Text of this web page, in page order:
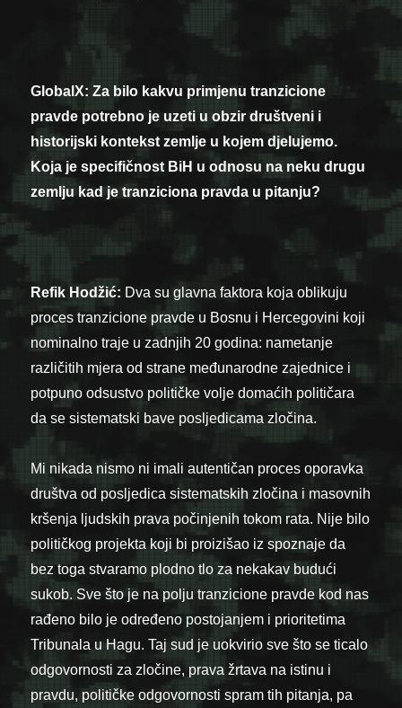
GlobalX: Za bilo kakvu primjenu tranzicione
pravde potrebno je uzeti u obzir društveni i
historijski kontekst zemlje u kojem djelujemo.
Koja je specifičnost BiH u odnosu na neku drugu
zemlju kad je tranziciona pravda u pitanju?
Refik Hodžić: Dva su glavna faktora koja oblikuju
proces tranzicione pravde u Bosnu i Hercegovini koji
nominalno traje u zadnjih 20 godina: nametanje
različitih mjera od strane međunarodne zajednice i
potpuno odsustvo političke volje domaćih političara
da se sistematski bave posljedicama zločina.
Mi nikada nismo ni imali autentičan proces oporavka
društva od posljedica sistematskih zločina i masovnih
kršenja ljudskih prava počinjenih tokom rata. Nije bilo
političkog projekta koji bi proizišao iz spoznaje da
bez toga stvaramo plodno tlo za nekakav budući
sukob. Sve što je na polju tranzicione pravde kod nas
rađeno bilo je određeno postojanjem i prioritetima
Tribunala u Hagu. Taj sud je uokvirio sve što se ticalo
odgovornosti za zločine, prava žrtava na istinu i
pravdu, političke odgovornosti spram tih pitanja, pa